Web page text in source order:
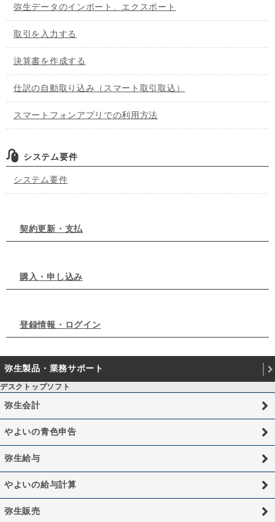
弥生データのインポート、エクスポート
取引を入力する
決算書を作成する
仕訳の自動取り込み（スマート取引取込）
スマートフォンアプリでの利用方法
システム要件
システム要件
契約更新・支払
購入・申し込み
登録情報・ログイン
弥生製品・業務サポート
デスクトップソフト
弥生会計
やよいの青色申告
弥生給与
やよいの給与計算
弥生販売